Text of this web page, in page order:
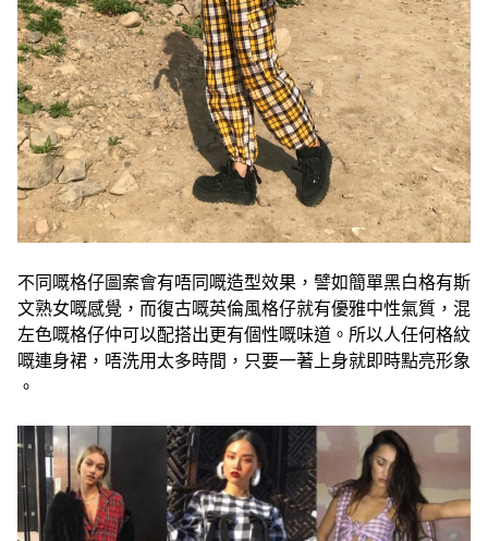
不同嘅格仔圖案會有唔同嘅造型效果，譬如簡單黑白格有斯
文熟女嘅感覺，而復古嘅英倫風格仔就有優雅中性氣質，混
左色嘅格仔仲可以配搭出更有個性嘅味道。所以人任何格紋
嘅連身裙，唔洗用太多時間，只要一著上身就即時點亮形象
。